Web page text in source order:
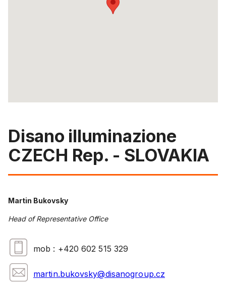
Disano illuminazione
CZECH Rep. - SLOVAKIA
Martin Bukovsky
Head of Representative Office
mob : +420 602 515 329
martin.bukovsky@disanogroup.cz